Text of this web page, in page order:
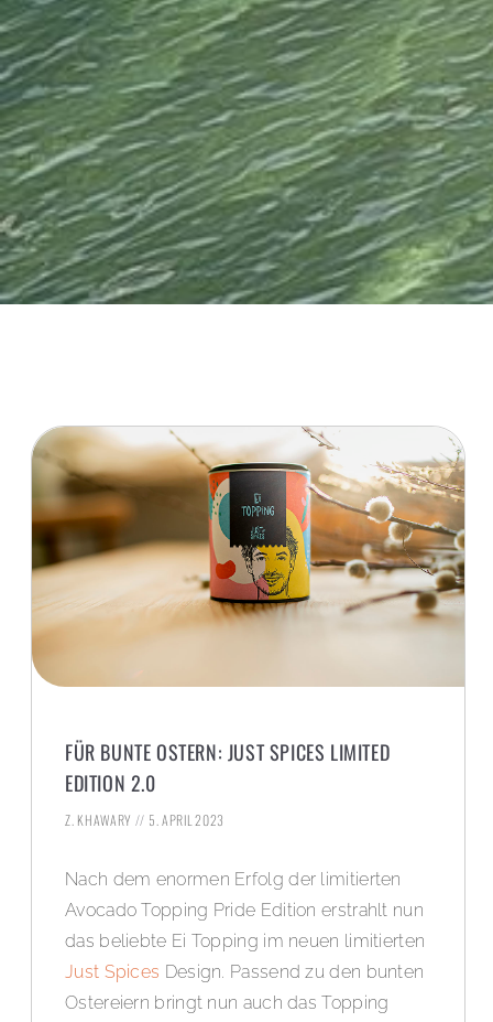
FÜR BUNTE OSTERN: JUST SPICES LIMITED
EDITION 2.0
Z. KHAWARY 5. APRIL 2023
Nach dem enormen Erfolg der limitierten
Avocado Topping Pride Edition erstrahlt nun
das beliebte Ei Topping im neuen limitierten
Just Spices Design. Passend zu den bunten
Ostereiern bringt nun auch das Topping